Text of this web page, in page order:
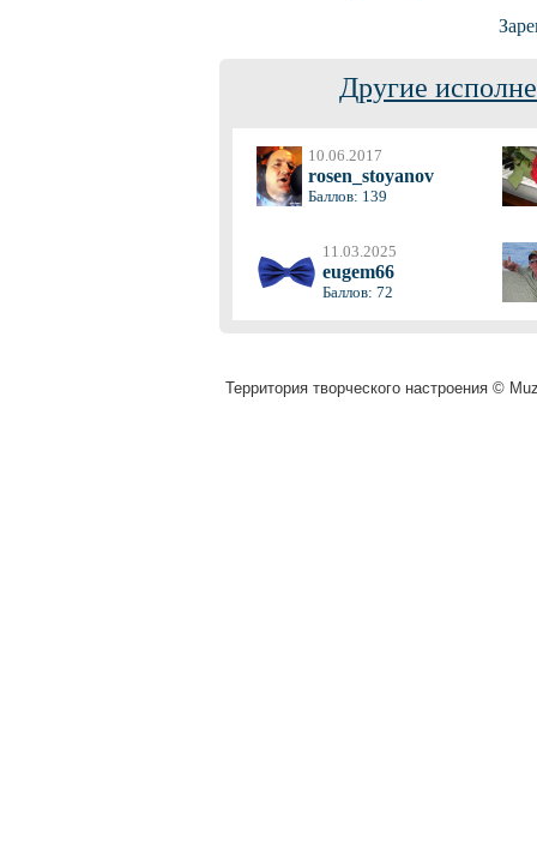
Другие
10.06.2017
rosen_stoyanov
Баллов: 139
11.03.2025
eugem66
Баллов: 72
Территория творческого настроения ©